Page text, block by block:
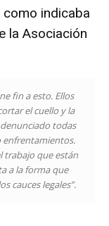
indicaba
la Asociación
fin a esto. Ellos
el cuello y la
todas
enfrentamientos.
trabajo que están
a la forma que
cauces legales”.